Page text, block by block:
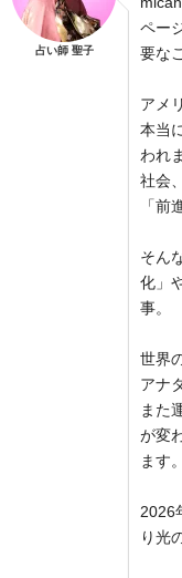
占い師 聖子
ペー
要な
アメ
本当
われ
社会
「前
そん
化」
事。
世界
アナ
また
が変
ます。
2026
り光